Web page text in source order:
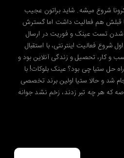
شروع میشه. شاید براتون عجیب
قبلش هم فعالیت داشت اما گسترش
تست عینک و فوریت در ارسال
شروع فعالیت اینترنتی، با استقبال
و کار، تحصیل و زندگی آنلاین بود و
حل ستیا چی بود؟ عینک بلوکات! با
شد و حالا ستیا اولین برند تخصصی
که هر چه تبر زدند، زخم نشد جوانه